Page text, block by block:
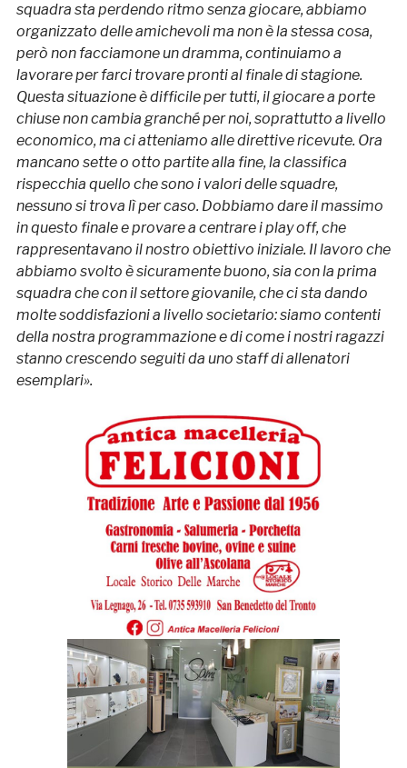
squadra sta perdendo ritmo senza giocare, abbiamo
organizzato delle amichevoli ma non è la stessa cosa,
però non facciamone un dramma, continuiamo a
lavorare per farci trovare pronti al finale di stagione.
Questa situazione è difficile per tutti, il giocare a porte
chiuse non cambia granché per noi, soprattutto a livello
economico, ma ci atteniamo alle direttive ricevute. Ora
mancano sette o otto partite alla fine, la classifica
rispecchia quello che sono i valori delle squadre,
nessuno si trova lì per caso. Dobbiamo dare il massimo
in questo finale e provare a centrare i play off, che
rappresentavano il nostro obiettivo iniziale. Il lavoro che
abbiamo svolto è sicuramente buono, sia con la prima
squadra che con il settore giovanile, che ci sta dando
molte soddisfazioni a livello societario: siamo contenti
della nostra programmazione e di come i nostri ragazzi
stanno crescendo seguiti da uno staff di allenatori
esemplari».